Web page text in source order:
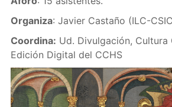
Organiza: Javier Castaño (ILC-
Coordina: Ud. Divulgación,
Edición Digital del CCHS